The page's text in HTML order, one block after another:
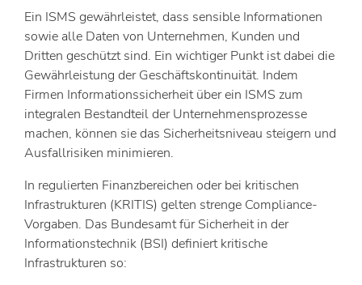
Ein ISMS gewährleistet, dass sensible Informationen
sowie alle Daten von Unternehmen, Kunden und
Dritten geschützt sind. Ein wichtiger Punkt ist dabei die
Gewährleistung der Geschäftskontinuität. Indem
Firmen Informationssicherheit über ein ISMS zum
integralen Bestandteil der Unternehmensprozesse
machen, können sie das Sicherheitsniveau steigern und
Ausfallrisiken minimieren.
In regulierten Finanzbereichen oder bei kritischen
Infrastrukturen (KRITIS) gelten strenge Compliance-
Vorgaben. Das Bundesamt für Sicherheit in der
Informationstechnik (BSI) definiert kritische
Infrastrukturen so: